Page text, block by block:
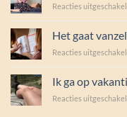
Reacties
Het gaat
Reacties
Ik ga op
Reacties